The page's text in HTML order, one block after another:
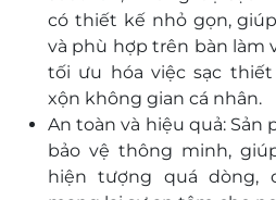
có thiết kế nhỏ gọn,
và phù hợp trên bàn làm
tối ưu hóa việc sạc
xộn không gian cá nhân.
An toàn và hiệu quả: Sản
bảo vệ thông minh,
hiện tượng quá dòng,